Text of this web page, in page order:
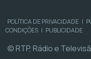
POLÍTICA DE PRIVACIDADE |
CONDIÇÕES | PUBLICIDADE
© RTP, Rádio e